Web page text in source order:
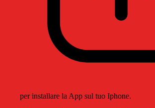
per installare la App sul tuo Iphone.